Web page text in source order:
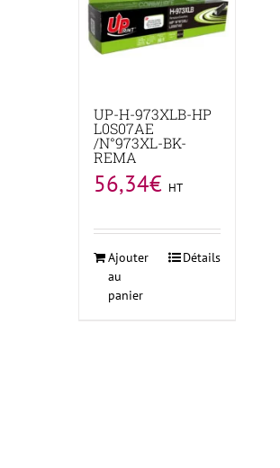
UP-H-973XLB-HP
L0S07AE
/N°973XL-BK-
REMA
56,34€ HT
Ajouter
au
panier
Détails